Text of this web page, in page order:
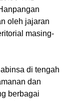
oleh jajaran
masing-
di tengah
dan
berbagai